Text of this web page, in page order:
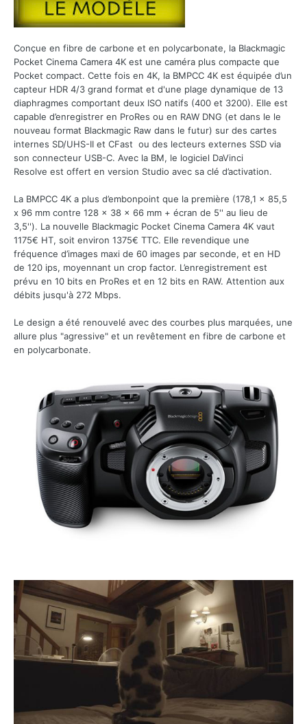
Conçue en fibre de carbone et en polycarbonate, la Blackmagic
Pocket Cinema Camera 4K est une caméra plus compacte que
Pocket compact. Cette fois en 4K, la BMPCC 4K est équipée d’un
capteur HDR 4/3 grand format et d'une plage dynamique de 13
diaphragmes comportant deux ISO natifs (400 et 3200). Elle est
capable d’enregistrer en ProRes ou en RAW DNG (et dans le le
nouveau format Blackmagic Raw dans le futur) sur des cartes
internes SD/UHS-II et CFast ou des lecteurs externes SSD via
son connecteur USB-C. Avec la BM, le logiciel DaVinci
Resolve est offert en version Studio avec sa clé d’activation.
La BMPCC 4K a plus d’embonpoint que la première (178,1 x 85,5
x 96 mm contre 128 x 38 x 66 mm + écran de 5'' au lieu de
3,5''). La nouvelle Blackmagic Pocket Cinema Camera 4K vaut
1175€ HT, soit environ 1375€ TTC. Elle revendique une
fréquence d’images maxi de 60 images par seconde, et en HD
de 120 ips, moyennant un crop factor. L’enregistrement est
prévu en 10 bits en ProRes et en 12 bits en RAW. Attention aux
débits jusqu'à 272 Mbps.
Le design a été renouvelé avec des courbes plus marquées, une
allure plus "agressive" et un revêtement en fibre de carbone et
en polycarbonate.